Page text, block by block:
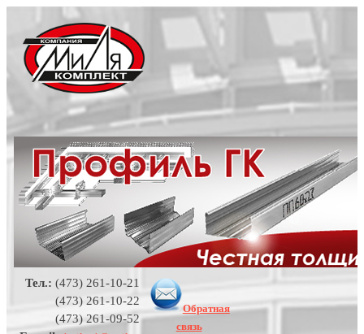
Тел.: (473) 261-10-21
(473) 261-10-22
(473) 261-09-52
Обратная
связь